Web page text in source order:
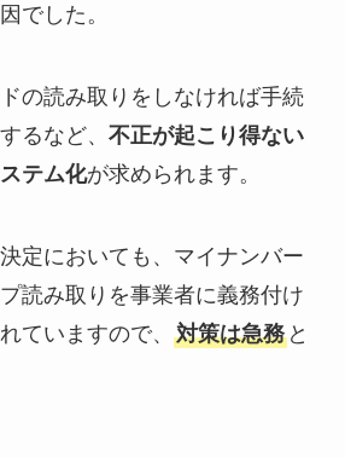
でした。
の読み取りをしなければ手続
るなど、 不正が起こり得ない
テム化が求められます。
定においても、マイナンバー
読み取りを事業者に義務付け
ていますので、 対策は急務と